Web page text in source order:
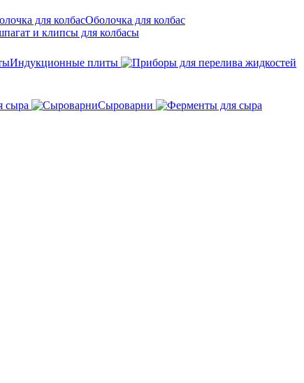
Оболочка для колбас
и клипсы для колбасы
Индукционные плиты
сыра
Сыроварни